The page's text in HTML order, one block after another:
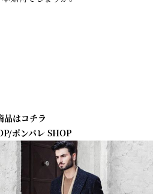
品はコチラ
/ポンパレ SHOP